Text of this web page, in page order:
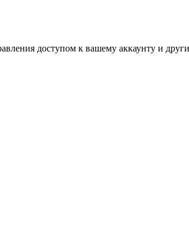
доступом к вашему аккаунту и